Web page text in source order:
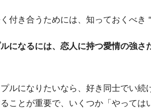
付き合うためには、知っておくべき “
になるには、恋人に持つ愛情の強
ルになりたいなら、好き同士でい続
ことが重要で、いくつか「やっては